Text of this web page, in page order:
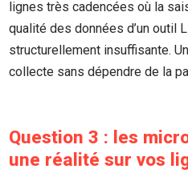
lignes très cadencées où la
qualité des données d’un outil
structurellement insuffisante.
collecte sans dépendre de la
Question 3 : les
une réalité sur vos